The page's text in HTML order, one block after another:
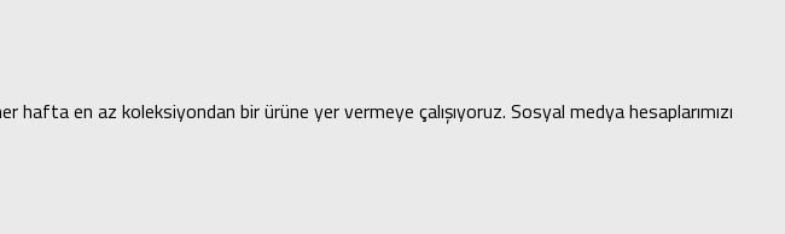
en az koleksiyondan bir ürüne yer vermeye çalışıyoruz. Sosyal medya hesaplarımızı